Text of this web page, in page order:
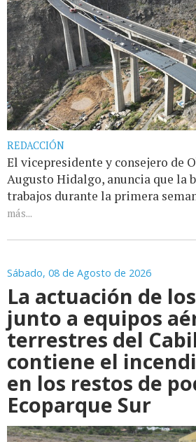
REDACCIÓN
El vicepresidente y consejero de
Augusto Hidalgo, anuncia que la
trabajos durante la primera
más...
Sábado, 08 de Agosto de 2026
La actuación de
junto a equipos
terrestres del
contiene el
en los restos de
Ecoparque Sur